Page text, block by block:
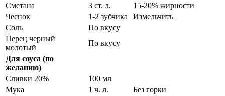
Сметана
3 ст. л.
15-20% жирности
Чеснок
1-2 зубчика
Измельчить
Соль
По вкусу
Перец черный
молотый
По вкусу
Для соуса (по
желанию)
Сливки 20%
100 мл
Мука
1 ч. л.
Без горки